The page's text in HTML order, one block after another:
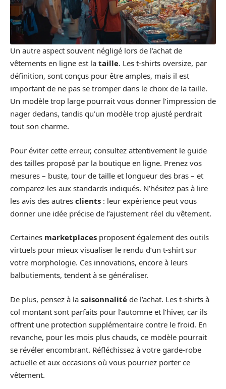
Un autre aspect souvent négligé lors de l’achat de
vêtements en ligne est la taille. Les t-shirts oversize, par
définition, sont conçus pour être amples, mais il est
important de ne pas se tromper dans le choix de la taille.
Un modèle trop large pourrait vous donner l’impression de
nager dedans, tandis qu’un modèle trop ajusté perdrait
tout son charme.
Pour éviter cette erreur, consultez attentivement le guide
des tailles proposé par la boutique en ligne. Prenez vos
mesures – buste, tour de taille et longueur des bras – et
comparez-les aux standards indiqués. N’hésitez pas à lire
les avis des autres clients : leur expérience peut vous
donner une idée précise de l’ajustement réel du vêtement.
Certaines marketplaces proposent également des outils
virtuels pour mieux visualiser le rendu d’un t-shirt sur
votre morphologie. Ces innovations, encore à leurs
balbutiements, tendent à se généraliser.
De plus, pensez à la saisonnalité de l’achat. Les t-shirts à
col montant sont parfaits pour l’automne et l’hiver, car ils
offrent une protection supplémentaire contre le froid. En
revanche, pour les mois plus chauds, ce modèle pourrait
se révéler encombrant. Réfléchissez à votre garde-robe
actuelle et aux occasions où vous pourriez porter ce
vêtement.